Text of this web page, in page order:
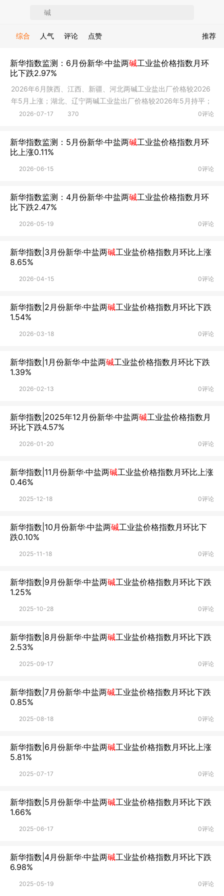
推荐
综合 人气 评论 点赞
新华指数监测：6月份新华·中盐两碱工业盐价格指数月环
比下跌2.97%
2026年6月陕西、江西、新疆、河北两碱工业盐出厂价格较2026
年5月上涨；湖北、辽宁两碱工业盐出厂价格较2026年5月持平；
安徽、江苏、河南、重庆、山东、湖南、云南、四川、天津两碱
0评论
2026-07-17 370
新华指数监测：5月份新华·中盐两碱工业盐价格指数月环
比上涨0.11%
0评论
2026-06-15
新华指数监测：4月份新华·中盐两碱工业盐价格指数月环
比下跌2.47%
0评论
2026-05-19
新华指数|3月份新华·中盐两碱工业盐价格指数月环比上涨
8.65%
0评论
2026-04-15
新华指数|2月份新华·中盐两碱工业盐价格指数月环比下跌
1.54%
0评论
2026-03-18
新华指数|1月份新华·中盐两碱工业盐价格指数月环比下跌
1.39%
0评论
2026-02-13
新华指数|2025年12月份新华·中盐两碱工业盐价格指数月
环比下跌4.57%
0评论
2026-01-20
新华指数|11月份新华·中盐两碱工业盐价格指数月环比上涨
0.46%
0评论
2025-12-18
新华指数|10月份新华·中盐两碱工业盐价格指数月环比下
跌0.10%
0评论
2025-11-18
新华指数|9月份新华·中盐两碱工业盐价格指数月环比下跌
1.25%
0评论
2025-10-28
新华指数|8月份新华·中盐两碱工业盐价格指数月环比下跌
2.53%
0评论
2025-09-17
新华指数|7月份新华·中盐两碱工业盐价格指数月环比下跌
0.85%
0评论
2025-08-18
新华指数|6月份新华·中盐两碱工业盐价格指数月环比上涨
5.81%
0评论
2025-07-17
新华指数|5月份新华·中盐两碱工业盐价格指数月环比下跌
1.66%
0评论
2025-06-17
新华指数|4月份新华·中盐两碱工业盐价格指数月环比下跌
6.98%
0评论
2025-05-19